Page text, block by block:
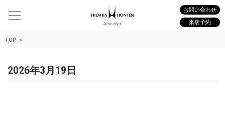
お問い合わせ
来店予約
TOP
2026年3月19日